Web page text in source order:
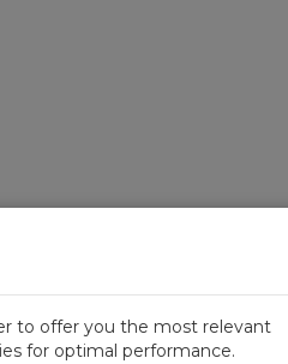
to offer you the most relevant
for optimal performance.